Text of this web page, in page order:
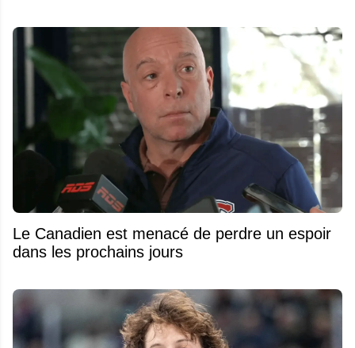
Le Canadien est menacé de perdre un espoir
dans les prochains jours